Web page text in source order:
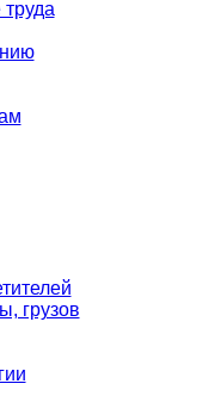
грузов